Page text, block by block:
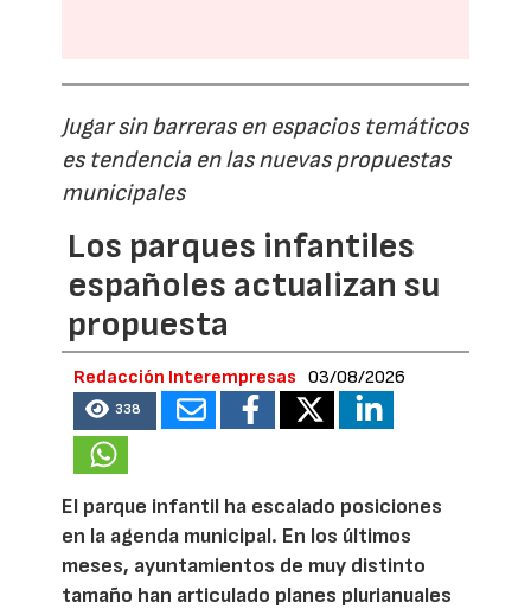
Jugar sin barreras en espacios temáticos
es tendencia en las nuevas propuestas
municipales
Los parques infantiles
españoles actualizan su
propuesta
Redacción Interempresas 03/08/2026
338
El parque infantil ha escalado posiciones
en la agenda municipal. En los últimos
meses, ayuntamientos de muy distinto
tamaño han articulado planes plurianuales